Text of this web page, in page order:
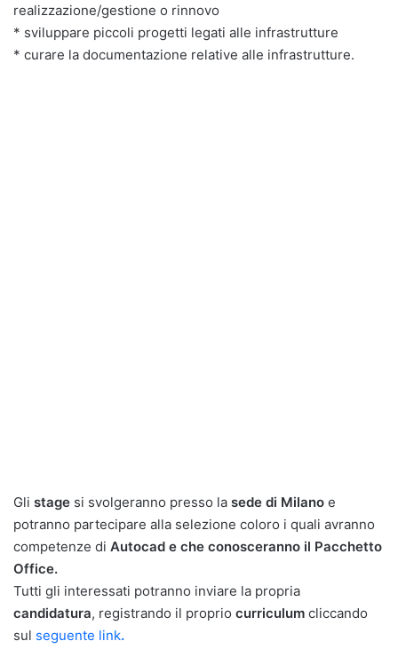
realizzazione/gestione o rinnovo
* sviluppare piccoli progetti legati alle infrastrutture
* curare la documentazione relative alle infrastrutture.
Gli stage si svolgeranno presso la sede di Milano e
potranno partecipare alla selezione coloro i quali avranno
competenze di Autocad e che conosceranno il Pacchetto
Office.
Tutti gli interessati potranno inviare la propria
candidatura, registrando il proprio curriculum cliccando
sul seguente link.